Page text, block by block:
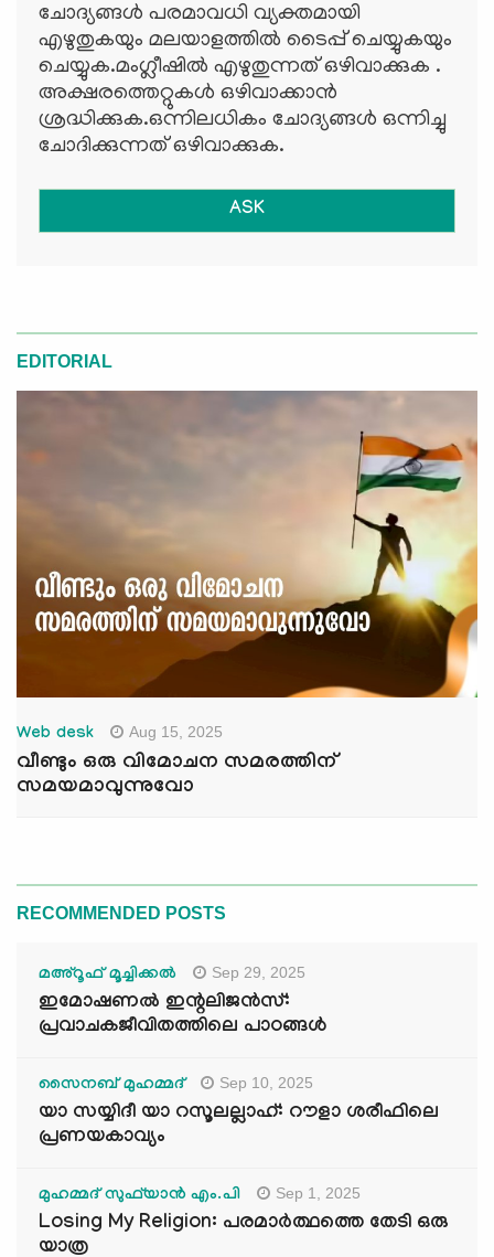
ചോദ്യങ്ങള്‍ പരമാവധി വ്യക്തമായി
എഴുതുകയും മലയാളത്തില്‍ ടൈപ്പ് ചെയ്യുകയും
ചെയ്യുക.മംഗ്ലീഷില്‍ എഴുതുന്നത് ഒഴിവാക്കുക .
അക്ഷരത്തെറ്റുകള്‍ ഒഴിവാക്കാന്‍
ശ്രദ്ധിക്കുക.ഒന്നിലധികം ചോദ്യങ്ങള്‍ ഒന്നിച്ചു
ചോദിക്കുന്നത് ഒഴിവാക്കുക.
ASK
EDITORIAL
Web desk Aug 15, 2025
വീണ്ടും ഒരു വിമോചന സമരത്തിന്
സമയമാവുന്നുവോ
RECOMMENDED POSTS
മഅ്റൂഫ് മൂച്ചിക്കല്‍ Sep 29, 2025
ഇമോഷണൽ ഇന്റലിജൻസ്:
പ്രവാചകജീവിതത്തിലെ പാഠങ്ങൾ
സൈനബ് മുഹമ്മദ് Sep 10, 2025
യാ സയ്യിദീ യാ റസൂലല്ലാഹ്: റൗളാ ശരീഫിലെ
പ്രണയകാവ്യം
മുഹമ്മദ് സുഫ്‌യാൻ എം.പി Sep 1, 2025
Losing My Religion: പരമാർത്ഥത്തെ തേടി ഒരു
യാത്ര